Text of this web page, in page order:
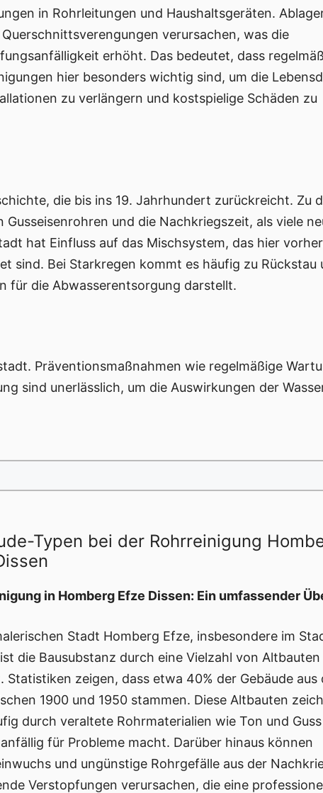
in Rohrleitungen und Haushaltsgeräten.
verursachen, was die
erhöht. Das bedeutet, dass
hier besonders wichtig sind, um die
zu verlängern und kostspielige Schäden zu
die bis ins 19. Jahrhundert zurückreicht. Zu
und die Nachkriegszeit, als viele
hat Einfluss auf das Mischsystem, das hier
sind. Bei Starkregen kommt es häufig zu Rückstau
für die Abwasserentsorgung darstellt.
Präventionsmaßnahmen wie regelmäßige
sind unerlässlich, um die Auswirkungen der
Typen bei der Rohrreinigung
in Homberg Efze Dissen: Ein umfassender
Stadt Homberg Efze, insbesondere im
die Bausubstanz durch eine Vielzahl von Altbauten
Statistiken zeigen, dass etwa 40% der Gebäude aus
1900 und 1950 stammen. Diese Altbauten
durch veraltete Rohrmaterialien wie Ton und Guss
für Probleme macht. Darüber hinaus können
und ungünstige Rohrgefälle aus der
Verstopfungen verursachen, die eine